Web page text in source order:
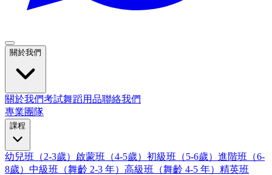
關於我們
關於我們考試舞蹈用品聯絡我們
專業團隊
課程
幼兒班（2-3歲） 啟蒙班（4-5歲） 初級班（5-6歲） 進階班（6-
8歲） 中級班（舞齡 2-3 年） 高級班（舞齡 4-5 年） 精英班